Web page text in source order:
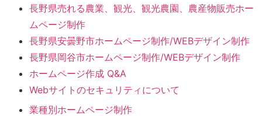
長野県売れる農業、観光、観光農園、農産物販売ホー
ムページ制作
長野県安曇野市ホームページ制作/WEBデザイン制作
長野県岡谷市ホームページ制作/WEBデザイン制作
ホームページ作成 Q&A
Webサイトのセキュリティについて
業種別ホームページ制作